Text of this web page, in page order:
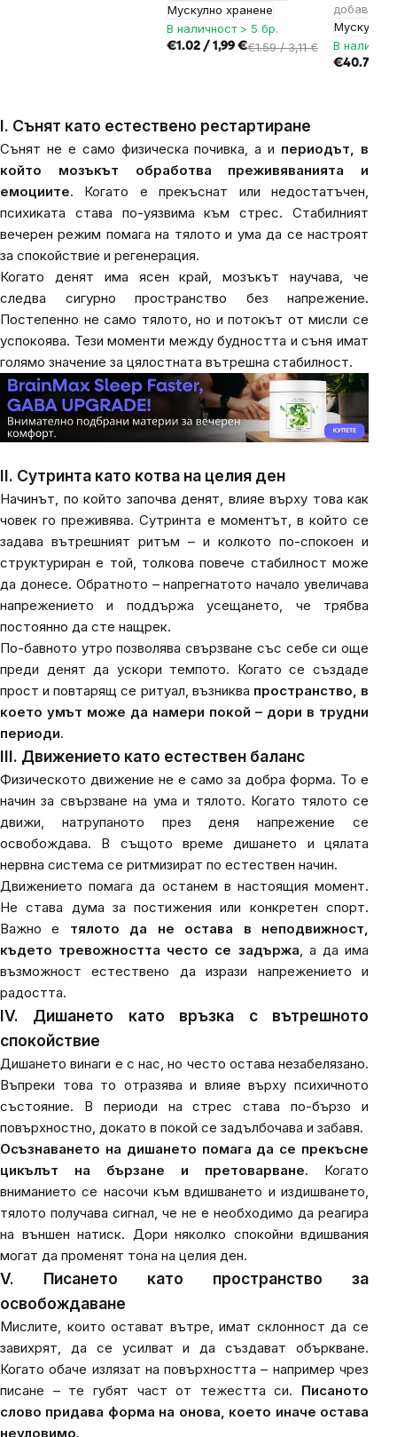
Мускулно хранене
В наличност > 5 бр.
€1.02 / 1,99 €€1.59 / 3,11 €
добавка
Мускулно
В
€40.77 /
I. Сънят като естествено рестартиране
Сънят не е само физическа почивка, а и периодът, в
който мозъкът обработва преживяванията и
емоциите. Когато е прекъснат или недостатъчен,
психиката става по-уязвима към стрес. Стабилният
вечерен режим помага на тялото и ума да се настроят
за спокойствие и регенерация.
Когато денят има ясен край, мозъкът научава, че
следва сигурно пространство без напрежение.
Постепенно не само тялото, но и потокът от мисли се
успокоява. Тези моменти между будността и съня имат
голямо значение за цялостната вътрешна стабилност.
II. Сутринта като котва на целия ден
Начинът, по който започва денят, влияе върху това как
човек го преживява. Сутринта е моментът, в който се
задава вътрешният ритъм – и колкото по-спокоен и
структуриран е той, толкова повече стабилност може
да донесе. Обратното – напрегнатото начало увеличава
напрежението и поддържа усещането, че трябва
постоянно да сте нащрек.
По-бавното утро позволява свързване със себе си още
преди денят да ускори темпото. Когато се създаде
прост и повтарящ се ритуал, възниква пространство, в
което умът може да намери покой – дори в трудни
периоди.
III. Движението като естествен баланс
Физическото движение не е само за добра форма. То е
начин за свързване на ума и тялото. Когато тялото се
движи, натрупаното през деня напрежение се
освобождава. В същото време дишането и цялата
нервна система се ритмизират по естествен начин.
Движението помага да останем в настоящия момент.
Не става дума за постижения или конкретен спорт.
Важно е тялото да не остава в неподвижност,
където тревожността често се задържа, а да има
възможност естествено да изрази напрежението и
радостта.
IV. Дишането като връзка с вътрешното
спокойствие
Дишането винаги е с нас, но често остава незабелязано.
Въпреки това то отразява и влияе върху психичното
състояние. В периоди на стрес става по-бързо и
повърхностно, докато в покой се задълбочава и забавя.
Осъзнаването на дишането помага да се прекъсне
цикълът на бързане и претоварване. Когато
вниманието се насочи към вдишването и издишването,
тялото получава сигнал, че не е необходимо да реагира
на външен натиск. Дори няколко спокойни вдишвания
могат да променят тона на целия ден.
V. Писането като пространство за
освобождаване
Мислите, които остават вътре, имат склонност да се
завихрят, да се усилват и да създават объркване.
Когато обаче излязат на повърхността – например чрез
писане – те губят част от тежестта си. Писаното
слово придава форма на онова, което иначе остава
неуловимо.